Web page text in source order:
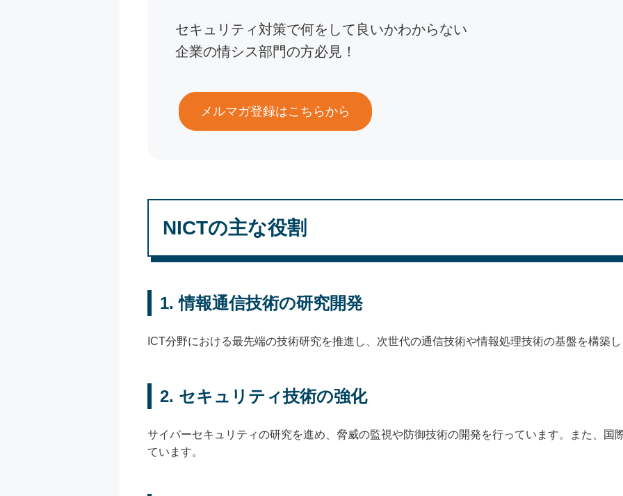
セキュリティ対策で何をして良いかわからない
企業の情シス部門の方必見！
メルマガ登録はこちらから
NICTの主な役割
1.情報通信技術の研究開発
ICT分野における最先端の技術研究を推進し、次世代の通信技術や情報処理技術の基盤を構築
2. セキュリティ技術の強化
サイバーセキュリティの研究を進め、脅威の監視や防御技術の開発を行っています。また、国
ています。